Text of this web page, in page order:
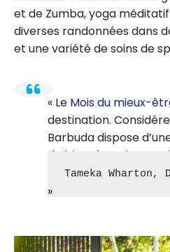
et de Zumba, yoga
diverses randonnées dans
et une variété de soins de
Le Mois du mieux-
destination.
Barbuda dispose
de bien-être de nos
Tameka